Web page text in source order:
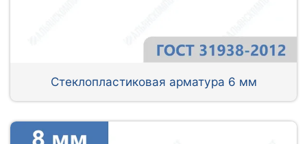
Стеклопластиковая арматура 6 мм